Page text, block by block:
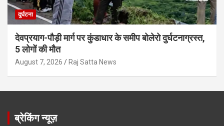
दुर्घटना
देवप्रयाग-पौड़ी मार्ग पर कुंडाधार के समीप बोलेरो दुर्घटनाग्रस्त,
5 लोगों की मौत
August 7, 2026 Raj Satta News
ब्रेकिंग न्यूज़